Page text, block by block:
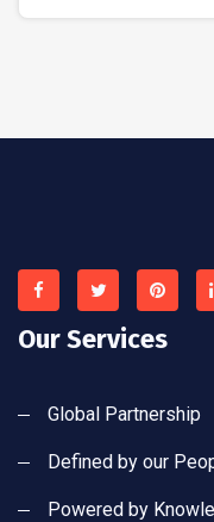
Our Services
Global Partnership
Defined by our
Powered by